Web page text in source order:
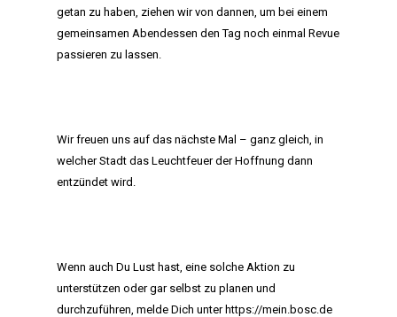
getan zu haben, ziehen wir von dannen, um bei einem
gemeinsamen Abendessen den Tag noch einmal Revue
passieren zu lassen.
Wir freuen uns auf das nächste Mal – ganz gleich, in
welcher Stadt das Leuchtfeuer der Hoffnung dann
entzündet wird.
Wenn auch Du Lust hast, eine solche Aktion zu
unterstützen oder gar selbst zu planen und
durchzuführen, melde Dich unter https://mein.bosc.de
MANIFEST